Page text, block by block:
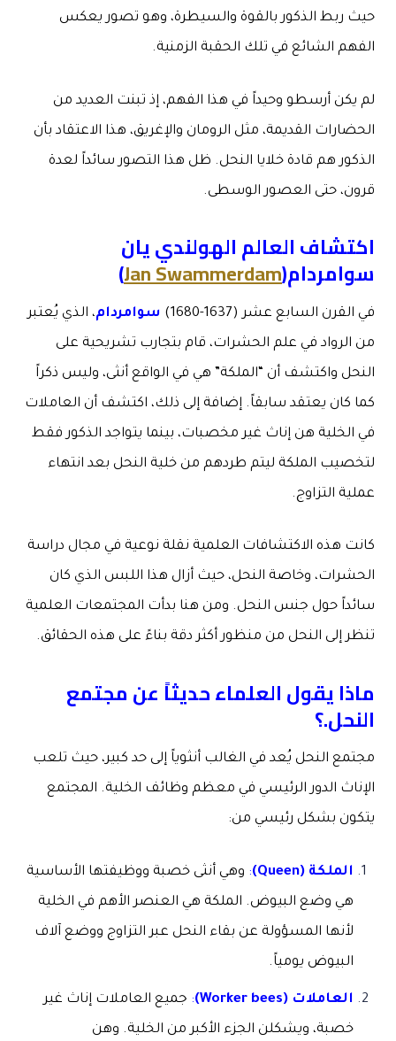
حيث ربط الذكور بالقوة والسيطرة، وهو تصور يعكس
الفهم الشائع في تلك الحقبة الزمنية.
لم يكن أرسطو وحيداً في هذا الفهم، إذ تبنت العديد من
الحضارات القديمة، مثل الرومان والإغريق، هذا الاعتقاد بأن
الذكور هم قادة خلايا النحل. ظل هذا التصور سائداً لعدة
قرون، حتى العصور الوسطى.
اكتشاف العالم الهولندي يان
سوامردام(
Jan Swammerdam
)
في القرن السابع عشر (1637-1680) سوامردام، الذي يُعتبر
من الرواد في علم الحشرات، قام بتجارب تشريحية على
النحل واكتشف أن “الملكة” هي في الواقع أنثى، وليس ذكراً
كما كان يعتقد سابقاً. إضافة إلى ذلك، اكتشف أن العاملات
في الخلية هن إناث غير مخصبات، بينما يتواجد الذكور فقط
لتخصيب الملكة ليتم طردهم من خلية النحل بعد انتهاء
عملية التزاوج.
كانت هذه الاكتشافات العلمية نقلة نوعية في مجال دراسة
الحشرات، وخاصة النحل، حيث أزال هذا اللبس الذي كان
سائداً حول جنس النحل. ومن هنا بدأت المجتمعات العلمية
تنظر إلى النحل من منظور أكثر دقة بناءً على هذه الحقائق.
ماذا يقول العلماء حديثاً عن مجتمع
النحل.؟
مجتمع النحل يُعد في الغالب أنثوياً إلى حد كبير، حيث تلعب
الإناث الدور الرئيسي في معظم وظائف الخلية. المجتمع
يتكون بشكل رئيسي من:
الملكة (Queen)
: وهي أنثى خصبة ووظيفتها الأساسية
هي وضع البيوض. الملكة هي العنصر الأهم في الخلية
لأنها المسؤولة عن بقاء النحل عبر التزاوج ووضع آلاف
البيوض يومياً.
العاملات (Worker bees)
: جميع العاملات إناث غير
خصبة، ويشكلن الجزء الأكبر من الخلية. وهن